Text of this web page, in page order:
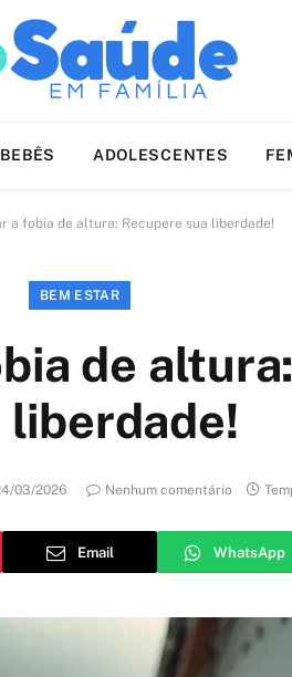
BEBÊS ADOLESCENTES
a fobia de altura: Recupere sua liberdade!
BEM ESTAR
de
liberdade!
03/2026 Nenhum comentário
Email WhatsApp